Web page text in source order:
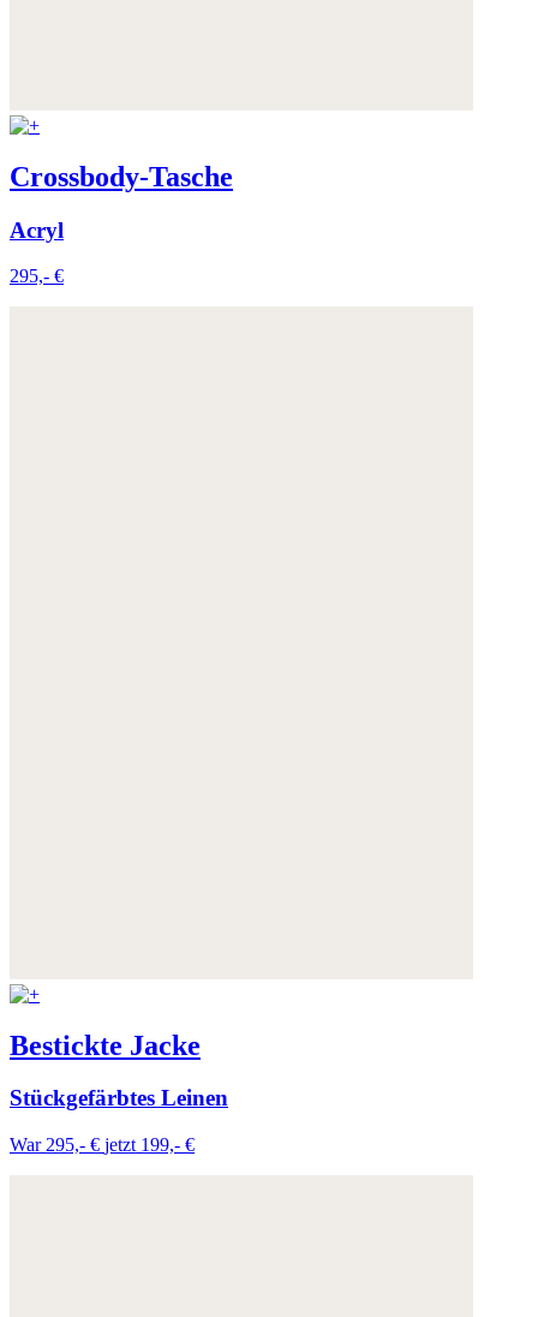
Crossbody-Tasche
Acryl
295,- €
Bestickte Jacke
Stückgefärbtes Leinen
War 295,- € jetzt 199,- €